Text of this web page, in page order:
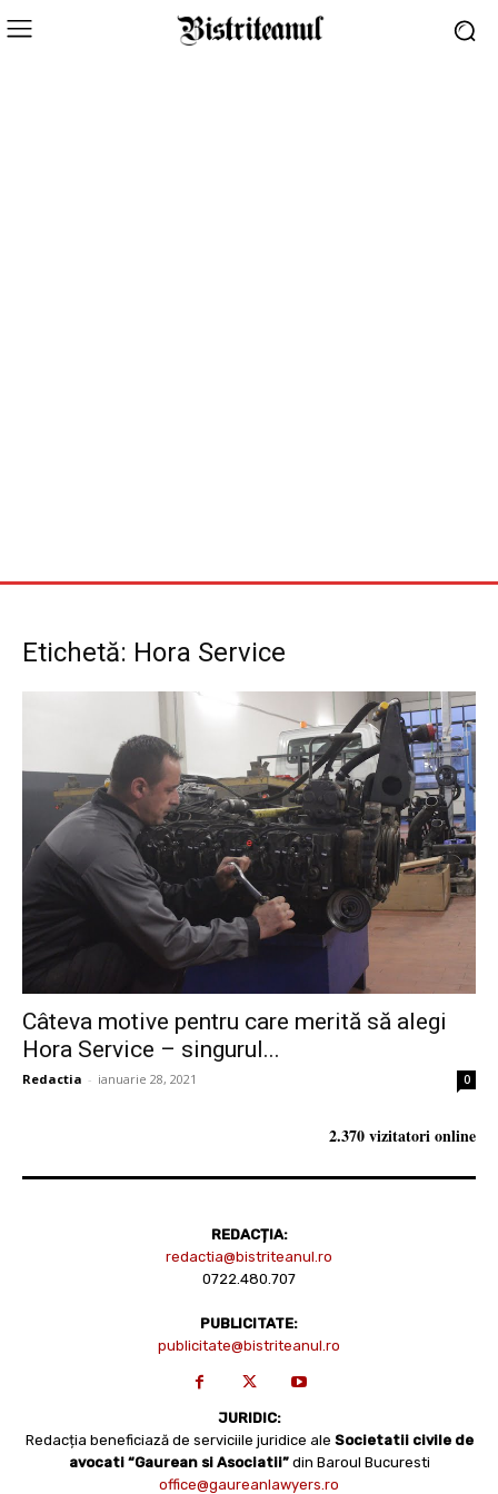
Etichetă: Hora Service
Câteva motive pentru care merită să alegi
Hora Service – singurul...
Redactia - ianuarie 28, 2021 0
2.370 vizitatori online
REDACȚIA:
redactia@bistriteanul.ro
0722.480.707
PUBLICITATE:
publicitate@bistriteanul.ro
JURIDIC:
Redacția beneficiază de serviciile juridice ale Societatii civile de
avocati “Gaurean si Asociatii” din Baroul Bucuresti
office@gaureanlawyers.ro